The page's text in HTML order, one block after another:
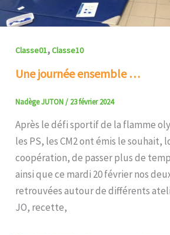
Classe01,Classe10
Une journée ensemble …
Nadège JUTON/ 23 février 2024
Après le défi sportif de la flamme
les PS, les CM2 ont émis le souhait,
coopération, de passer plus de
ainsi que ce mardi 20 février nos
retrouvées autour de différents
JO, recette,